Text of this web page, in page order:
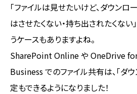
「ファイルは見せたいけど、ダウンロ
はさせたくない・持ち出されたくない
うケースもありますよね。
SharePoint Online や OneDrive
Business でのファイル共有は、「ダ
定もできるようになりました！